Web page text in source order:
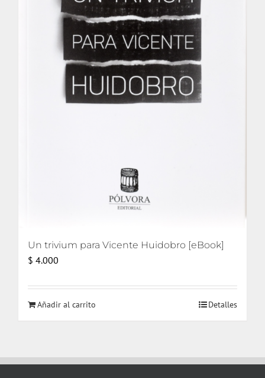
Un trivium para Vicente Huidobro [eBook]
$ 4.000
Añadir al carrito Detalles